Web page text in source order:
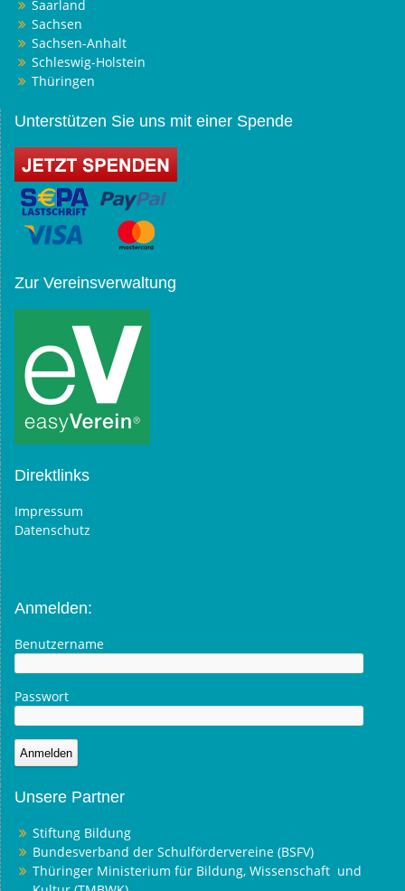
Saarland
Sachsen
Sachsen-Anhalt
Schleswig-Holstein
Thüringen
Unterstützen Sie uns mit einer Spende
Zur Vereinsverwaltung
Direktlinks
Impressum
Datenschutz
Anmelden:
Benutzername
Passwort
Unsere Partner
Stiftung Bildung
Bundesverband der Schulfördervereine (BSFV)
Thüringer Ministerium für Bildung, Wissenschaft und